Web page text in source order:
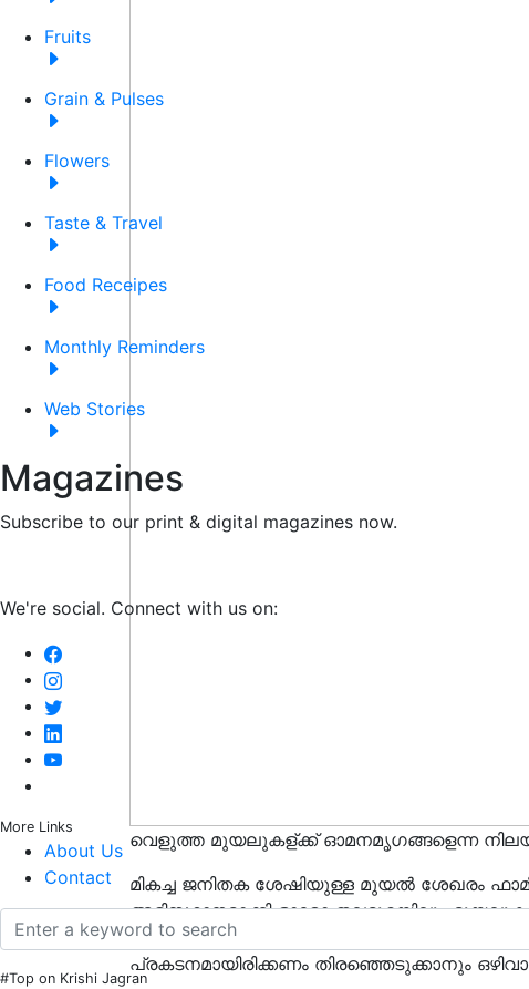
Fruits
Grain & Pulses
Flowers
Taste & Travel
Food Receipes
Monthly Reminders
Web Stories
Magazines
Subscribe to our print & digital magazines now.
We're social. Connect with us on:
More Links
About Us
Contact
#Top on Krishi Jagran
വെളുത്ത മുയലുകള്ക്ക് ഓമനമൃഗങ്ങളെന്ന
മികച്ച ജനിതക ശേഷിയുള്ള മുയൽ ശേഖരം
അടിസ്ഥാനമാക്കി ഓരോ തലമുറയിലും
ഒഴിവാക്കുകയും ചെയ്യണം. സാമ്പത്തിക
പ്രകടനമായിരിക്കണം തിരഞ്ഞെടുക്കാനും